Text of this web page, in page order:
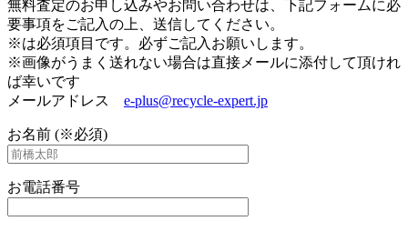
無料査定のお申し込みやお問い合わせは、下記フォームに必
要事項をご記入の上、送信してください。
※は必須項目です。必ずご記入お願いします。
※画像がうまく送れない場合は直接メールに添付して頂けれ
ば幸いです
メールアドレス e-plus@recycle-expert.jp
お名前 (※必須)
お電話番号